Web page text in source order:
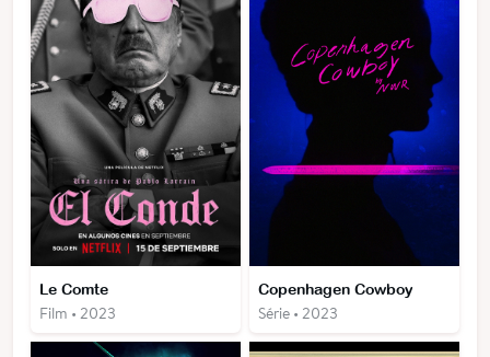
Le Comte
Film • 2023
Copenhagen Cowboy
Série • 2023